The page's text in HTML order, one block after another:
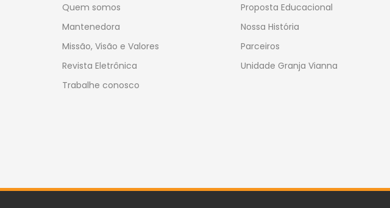
Quem somos
Mantenedora
Missão, Visão e Valores
Revista Eletrônica
Trabalhe conosco
Proposta Educacional
Nossa História
Parceiros
Unidade Granja Vianna